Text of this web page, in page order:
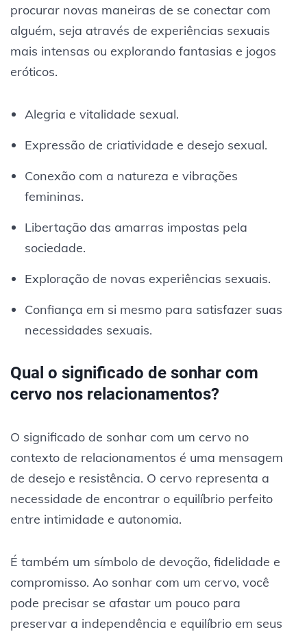
procurar novas maneiras de se conectar com
alguém, seja através de experiências sexuais
mais intensas ou explorando fantasias e jogos
eróticos.
Alegria e vitalidade sexual.
Expressão de criatividade e desejo sexual.
Conexão com a natureza e vibrações
femininas.
Libertação das amarras impostas pela
sociedade.
Exploração de novas experiências sexuais.
Confiança em si mesmo para satisfazer suas
necessidades sexuais.
Qual o significado de sonhar com
cervo nos relacionamentos?
O significado de sonhar com um cervo no
contexto de relacionamentos é uma mensagem
de desejo e resistência. O cervo representa a
necessidade de encontrar o equilíbrio perfeito
entre intimidade e autonomia.
É também um símbolo de devoção, fidelidade e
compromisso. Ao sonhar com um cervo, você
pode precisar se afastar um pouco para
preservar a independência e equilíbrio em seus